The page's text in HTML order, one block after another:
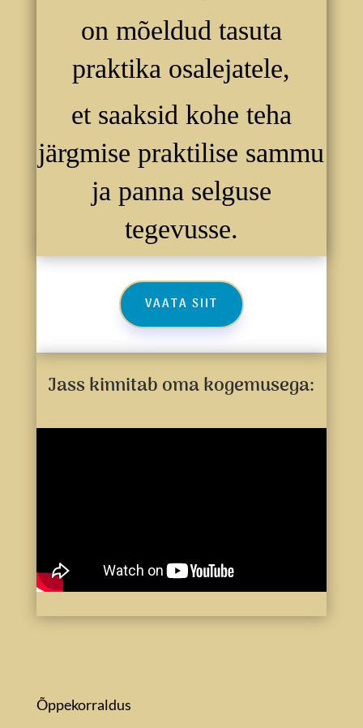
on mõeldud tasuta
praktika osalejatele,
et saaksid kohe teha
järgmise praktilise sammu
ja panna selguse
tegevusse.
VAATA SIIT
Jass kinnitab oma kogemusega:
Õppekorraldus